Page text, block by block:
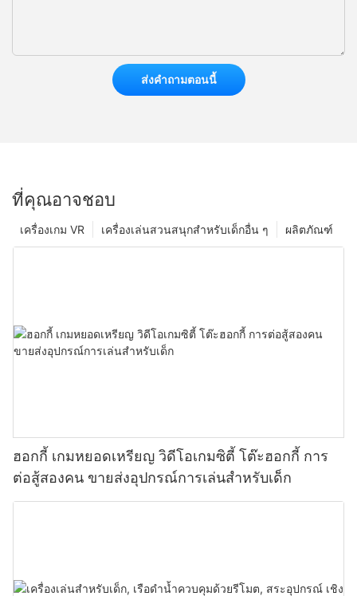
ส่งคำถามตอนนี้
ที่คุณอาจชอบ
ผลิตภัณฑ์
เครื่องเล่นสวนสนุกสำหรับเด็กอื่น ๆ
เครื่องเกม VR
ฮอกกี้ เกมหยอดเหรียญ วิดีโอเกมซิตี้ โต๊ะฮอกกี้ การ
ต่อสู้สองคน ขายส่งอุปกรณ์การเล่นสำหรับเด็ก